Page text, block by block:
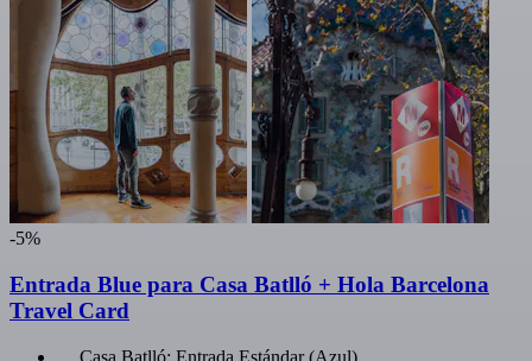
-5%
Entrada Blue para Casa Batlló + Hola Barcelona
Travel Card